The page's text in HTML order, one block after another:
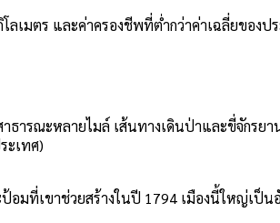
เมตร และค่าครองชีพที่ต่ำกว่าค่าเฉลี่ยของป
ธารณะหลายไมล์ เส้นทางเดินป่าและขี่จักรย
ะเทศ)
มที่เขาช่วยสร้างในปี 1794 เมืองนี้ใหญ่เป็